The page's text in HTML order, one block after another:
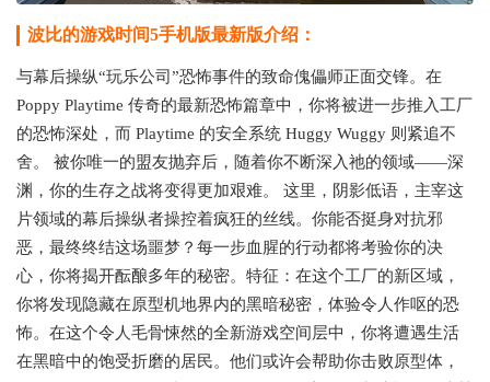
波比的游戏时间5手机版最新版介绍：
与幕后操纵“玩乐公司”恐怖事件的致命傀儡师正面交锋。在
Poppy Playtime 传奇的最新恐怖篇章中，你将被进一步推入工厂
的恐怖深处，而 Playtime 的安全系统 Huggy Wuggy 则紧追不
舍。 被你唯一的盟友抛弃后，随着你不断深入祂的领域——深
渊，你的生存之战将变得更加艰难。 这里，阴影低语，主宰这
片领域的幕后操纵者操控着疯狂的丝线。你能否挺身对抗邪
恶，最终终结这场噩梦？每一步血腥的行动都将考验你的决
心，你将揭开酝酿多年的秘密。特征：在这个工厂的新区域，
你将发现隐藏在原型机地界内的黑暗秘密，体验令人作呕的恐
怖。在这个令人毛骨悚然的全新游戏空间层中，你将遭遇生活
在黑暗中的饱受折磨的居民。他们或许会帮助你击败原型体，